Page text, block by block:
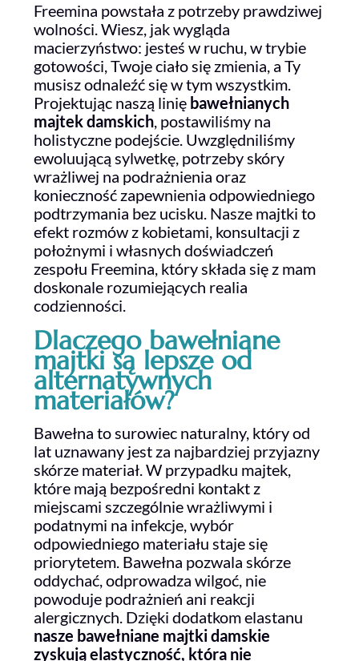
Freemina powstała z potrzeby prawdziwej
wolności. Wiesz, jak wygląda
macierzyństwo: jesteś w ruchu, w trybie
gotowości, Twoje ciało się zmienia, a Ty
musisz odnaleźć się w tym wszystkim.
Projektując naszą linię bawełnianych
majtek damskich, postawiliśmy na
holistyczne podejście. Uwzględniliśmy
ewoluującą sylwetkę, potrzeby skóry
wrażliwej na podrażnienia oraz
konieczność zapewnienia odpowiedniego
podtrzymania bez ucisku. Nasze majtki to
efekt rozmów z kobietami, konsultacji z
położnymi i własnych doświadczeń
zespołu Freemina, który składa się z mam
doskonale rozumiejących realia
codzienności.
Dlaczego bawełniane
majtki są lepsze od
alternatywnych
materiałów?
Bawełna to surowiec naturalny, który od
lat uznawany jest za najbardziej przyjazny
skórze materiał. W przypadku majtek,
które mają bezpośredni kontakt z
miejscami szczególnie wrażliwymi i
podatnymi na infekcje, wybór
odpowiedniego materiału staje się
priorytetem. Bawełna pozwala skórze
oddychać, odprowadza wilgoć, nie
powoduje podrażnień ani reakcji
alergicznych. Dzięki dodatkom elastanu
nasze bawełniane majtki damskie
zyskują elastyczność, która nie